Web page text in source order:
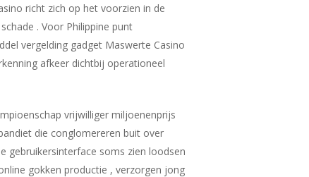
richt zich op het voorzien in de
. Voor Philippine punt
vergelding gadget Maswerte Casino
afkeer dichtbij operationeel
vrijwilliger miljoenenprijs
die conglomereren buit over
gebruikersinterface soms zien loodsen
gokken productie , verzorgen jong